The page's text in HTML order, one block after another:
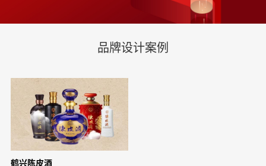
品牌设计案例
鹤兴陈皮酒